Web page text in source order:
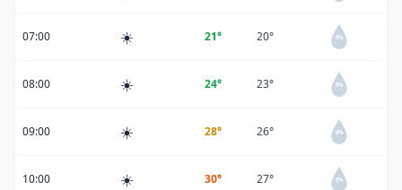
07:00 ☀️ 21° 20° 0%
08:00 ☀️ 24° 23° 0%
09:00 ☀️ 28° 26° 0%
10:00 ☀️ 30° 27° 0%